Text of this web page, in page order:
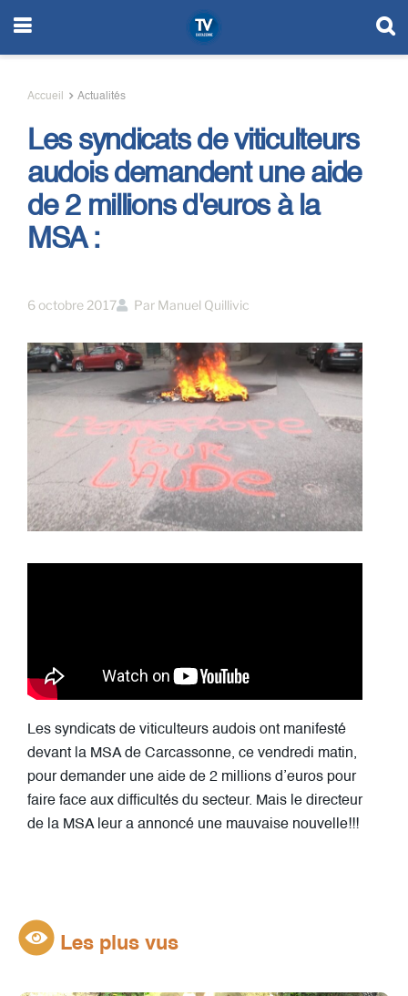
Accueil Actualités
Les syndicats de viticulteurs
audois demandent une aide
de 2 millions d'euros à la
MSA :
6 octobre 2017 Par Manuel Quillivic
Les syndicats de viticulteurs audois ont manifesté
devant la MSA de Carcassonne, ce vendredi matin,
pour demander une aide de 2 millions d’euros pour
faire face aux difficultés du secteur. Mais le directeur
de la MSA leur a annoncé une mauvaise nouvelle!!!
Les plus vus